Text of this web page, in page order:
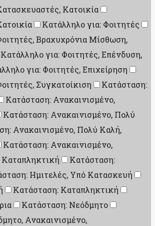
Κατοικία
Κατάλληλο για: Φοιτητές
Βραχυχρόνια Μίσθωση,
Κατάλληλο για: Φοιτητές, Επένδυση,
για: Φοιτητές, Επιχείρηση
Συγκατοίκιση
Κατάσταση:
Κατάσταση: Ανακαινισμένο,
Κατάσταση: Ανακαινισμένο, Πολύ
Ανακαινισμένο, Πολύ Καλή,
Κατάσταση: Ανακαινισμένο,
Κατάσταση:
Ημιτελές, Υπό Κατασκευή
Κατάσταση: Καταπληκτική
Κατάσταση: Νεόδμητο
Ανακαινισμένο,